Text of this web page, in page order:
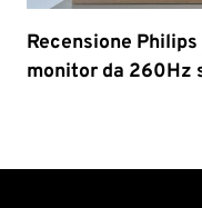
Recensione
monitor da 260Hz